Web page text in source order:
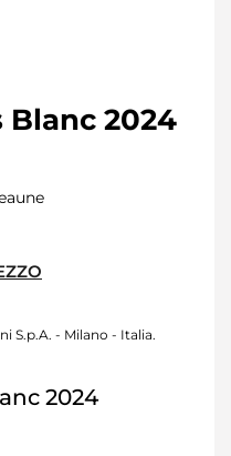
Blanc 2024
S.p.A. - Milano - Italia.
2024